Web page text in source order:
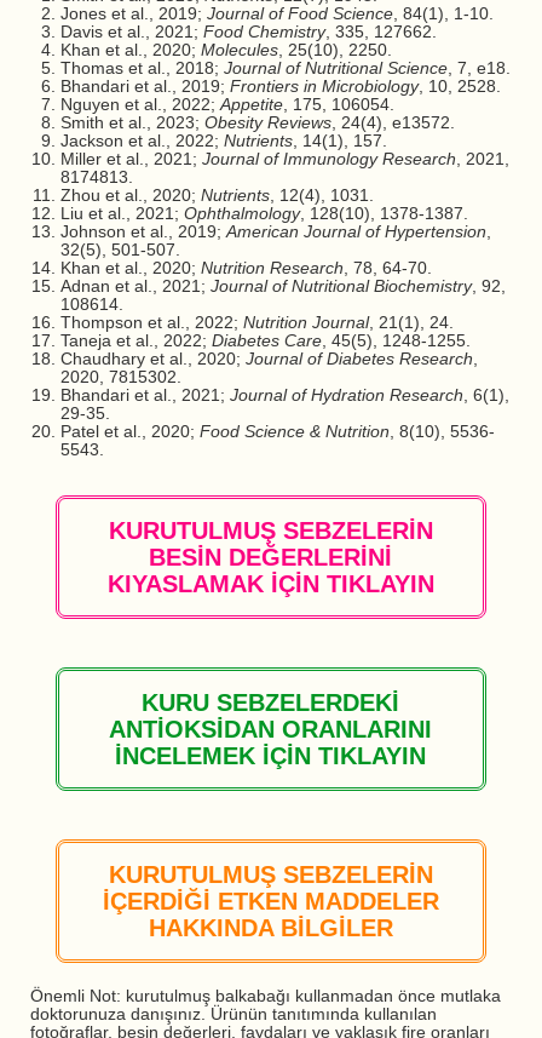
Jones et al., 2019; Journal of Food Science, 84(1), 1-10.
Davis et al., 2021; Food Chemistry, 335, 127662.
Khan et al., 2020; Molecules, 25(10), 2250.
Thomas et al., 2018; Journal of Nutritional Science, 7, e18.
Bhandari et al., 2019; Frontiers in Microbiology, 10, 2528.
Nguyen et al., 2022;Appetite, 175, 106054.
Smith et al., 2023; Obesity Reviews, 24(4), e13572.
Jackson et al., 2022; Nutrients, 14(1), 157.
Miller et al., 2021; Journal of Immunology Research, 2021,
8174813.
Zhou et al., 2020; Nutrients, 12(4), 1031.
Liu et al., 2021; Ophthalmology, 128(10), 1378-1387.
Johnson et al., 2019;American Journal of Hypertension,
32(5), 501-507.
Khan et al., 2020; Nutrition Research, 78, 64-70.
Adnan et al., 2021; Journal of Nutritional Biochemistry, 92,
108614.
Thompson et al., 2022; Nutrition Journal, 21(1), 24.
Taneja et al., 2022; Diabetes Care, 45(5), 1248-1255.
Chaudhary et al., 2020; Journal of Diabetes Research,
2020, 7815302.
Bhandari et al., 2021; Journal of Hydration Research, 6(1),
29-35.
Patel et al., 2020; Food Science & Nutrition, 8(10), 5536-
5543.
KURUTULMUŞ SEBZELERİN
BESİN DEĞERLERİNİ
KIYASLAMAK İÇİN TIKLAYIN
KURU SEBZELERDEKİ
ANTİOKSİDAN ORANLARINI
İNCELEMEK İÇİN TIKLAYIN
KURUTULMUŞ SEBZELERİN
İÇERDİĞİ ETKEN MADDELER
HAKKINDA BİLGİLER
Önemli Not: kurutulmuş balkabağı kullanmadan önce mutlaka
doktorunuza danışınız. Ürünün tanıtımında kullanılan
fotoğraflar, besin değerleri, faydaları ve yaklaşık fire oranları